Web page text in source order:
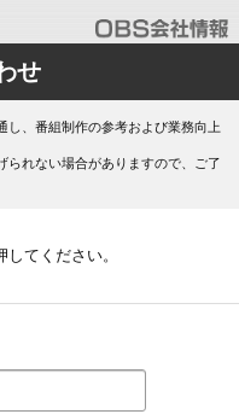
せ
し、番組制作の参考および業務向上
られない場合がありますので、ご了
てください。